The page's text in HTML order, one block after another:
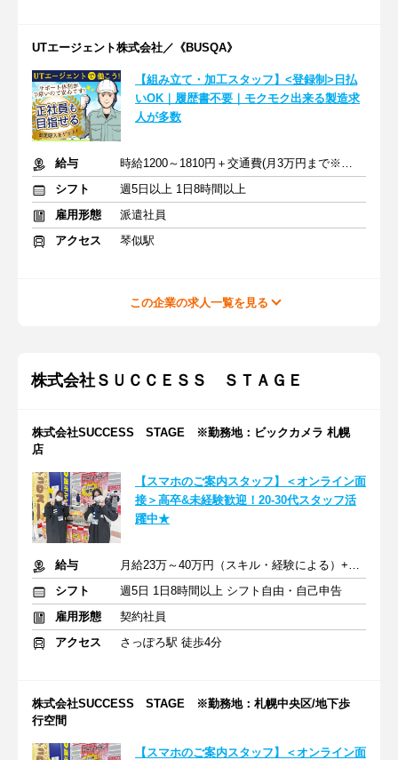
UTエージェント株式会社／《BUSQA》
【組み立て・加工スタッフ】<登録制>日払
いOK｜履歴書不要｜モクモク出来る製造求
人が多数
給与
時給1200～1810円＋交通費(月3万円まで※規定あり)
シフト
週5日以上 1日8時間以上
雇用形態
派遣社員
アクセス
琴似駅
この企業の求人一覧を見る
株式会社ＳＵＣＣＥＳＳ ＳＴＡＧＥ
株式会社SUCCESS STAGE ※勤務地：ビックカメラ 札幌
店
【スマホのご案内スタッフ】＜オンライン面
接＞高卒&未経験歓迎！20-30代スタッフ活
躍中★
給与
月給23万～40万円（スキル・経験による）+交通費全額支給
シフト
週5日 1日8時間以上 シフト自由・自己申告
雇用形態
契約社員
アクセス
さっぽろ駅 徒歩4分
株式会社SUCCESS STAGE ※勤務地：札幌中央区/地下歩
行空間
【スマホのご案内スタッフ】＜オンライン面